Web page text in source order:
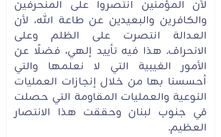
لأن المؤمنين انتصروا على المنحرفين
والكافرين والبعيدين عن ‏طاعة الله، لأن
العدالة انتصرت على الظلم وعلى
الانحراف. هذا فيه تأييد إلهي، فضلًا عن
الأمور الغيبية ‏التي لا نعلمها والتي
أحسسنا بها من خلال إنجازات العمليات
النوعية والعمليات المقاومة التي حصلت
في ‏جنوب لبنان وحققت هذا الانتصار
العظيم.‏